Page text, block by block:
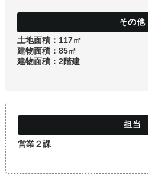
マンション
土地面積：117㎡
建物面積：85㎡
建物面積：2階建
営業２課